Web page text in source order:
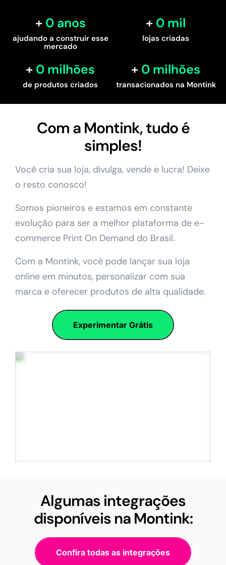
ajudando a construir esse
mercado
0 anos
lojas criadas
0 mil
de produtos criados
0 milhões
transacionados na Montink
0 milhões
Com a Montink, tudo é
simples!
Você cria sua loja, divulga, vende e lucra! Deixe
o resto conosco!
Somos pioneiros e estamos em constante
evolução para ser a melhor plataforma de e-
commerce Print On Demand do Brasil.
Com a Montink, você pode lançar sua loja
online em minutos, personalizar com sua
marca e oferecer produtos de alta qualidade.
Experimentar Grátis
Algumas integrações
disponíveis na Montink:
Confira todas as integrações